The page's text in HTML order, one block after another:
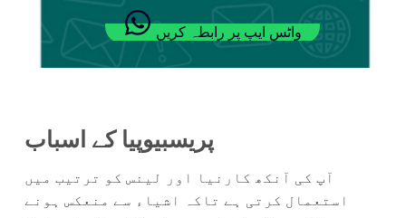
واٹس ایپ پر رابطہ کریں
پریسبیوپیا کے اسباب
آپ کی آنکھ کارنیا اور لینس کو ترتیب میں
استعمال کرتی ہے تاکہ اشیاء سے منعکس ہونے